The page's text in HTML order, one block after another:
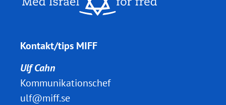
Kontakt/tips MIFF
Ulf Cahn
Kommunikationschef
ulf@miff.se